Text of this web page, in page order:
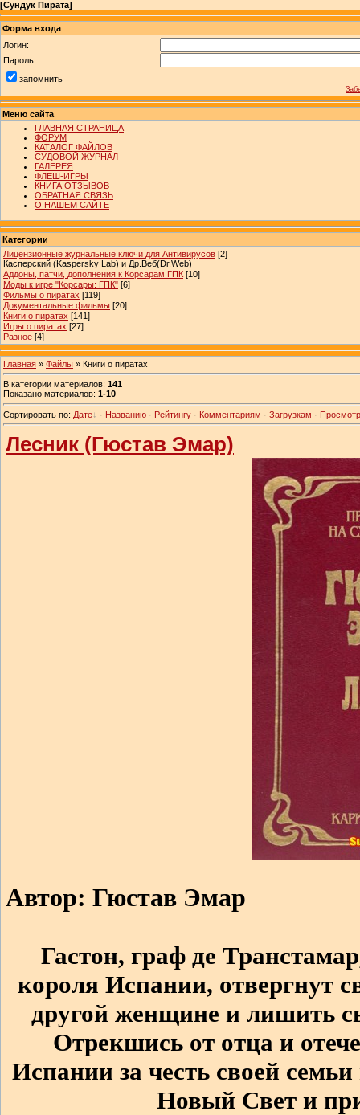
[Сундук Пирата]
Форма входа
Логин:
Пароль:
запомнить
Меню сайта
ГЛАВНАЯ СТРАНИЦА
ФОРУМ
КАТАЛОГ ФАЙЛОВ
СУДОВОЙ ЖУРНАЛ
ГАЛЕРЕЯ
ФЛЕШ-ИГРЫ
КНИГА ОТЗЫВОВ
ОБРАТНАЯ СВЯЗЬ
О НАШЕМ САЙТЕ
Категории
Лицензионные журнальные ключи для Антивирусов [2]
Касперский (Kaspersky Lab) и Др.Веб(Dr.Web)
Аддоны, патчи, дополнения к Корсарам ГПК [10]
Моды к игре "Корсары: ГПК" [6]
Фильмы о пиратах [119]
Документальные фильмы [20]
Книги о пиратах [141]
Игры о пиратах [27]
Разное [4]
Главная » Файлы » Книги о пиратах
В категории материалов: 141
Показано материалов: 1-10
Сортировать по: Дате · Названию · Рейтингу · Комментариям · Загрузкам ·
Лесник (Гюстав Эмар)
Автор: Гюстав Эмар
Гастон, граф де
короля Испании, отвергнут
другой женщине и лишить
Отрекшись от отца и
Испании за честь своей
Новый Свет и